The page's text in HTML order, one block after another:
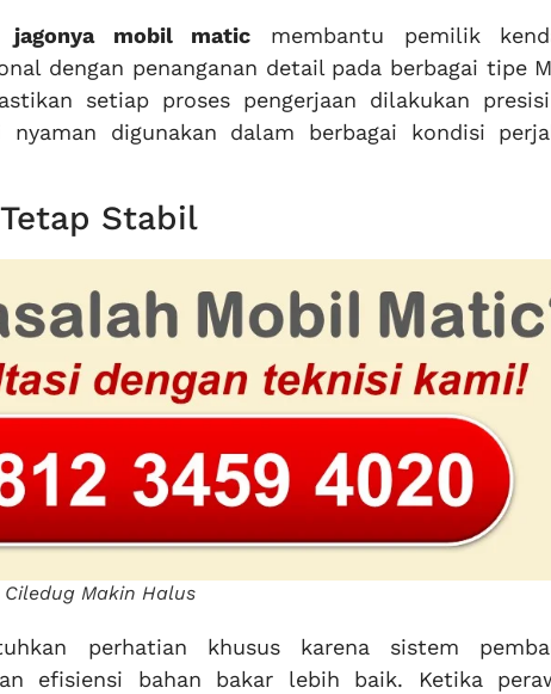
jagonya mobil matic membantu pemilik
dengan penanganan detail pada berbagai tipe
setiap proses pengerjaan dilakukan
nyaman digunakan dalam berbagai kondisi
Stabil
Ciledug Makin Halus
perhatian khusus karena sistem
efisiensi bahan bakar lebih baik. Ketika